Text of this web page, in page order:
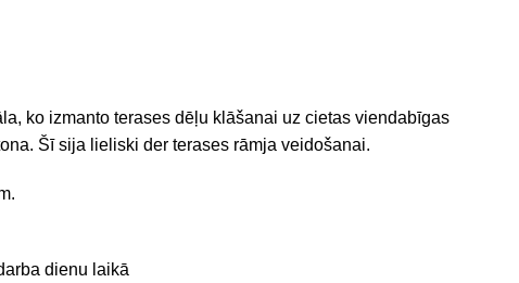
ko izmanto terases dēļu klāšanai uz cietas viendabīgas
Šī sija lieliski der terases rāmja veidošanai.
dienu laikā